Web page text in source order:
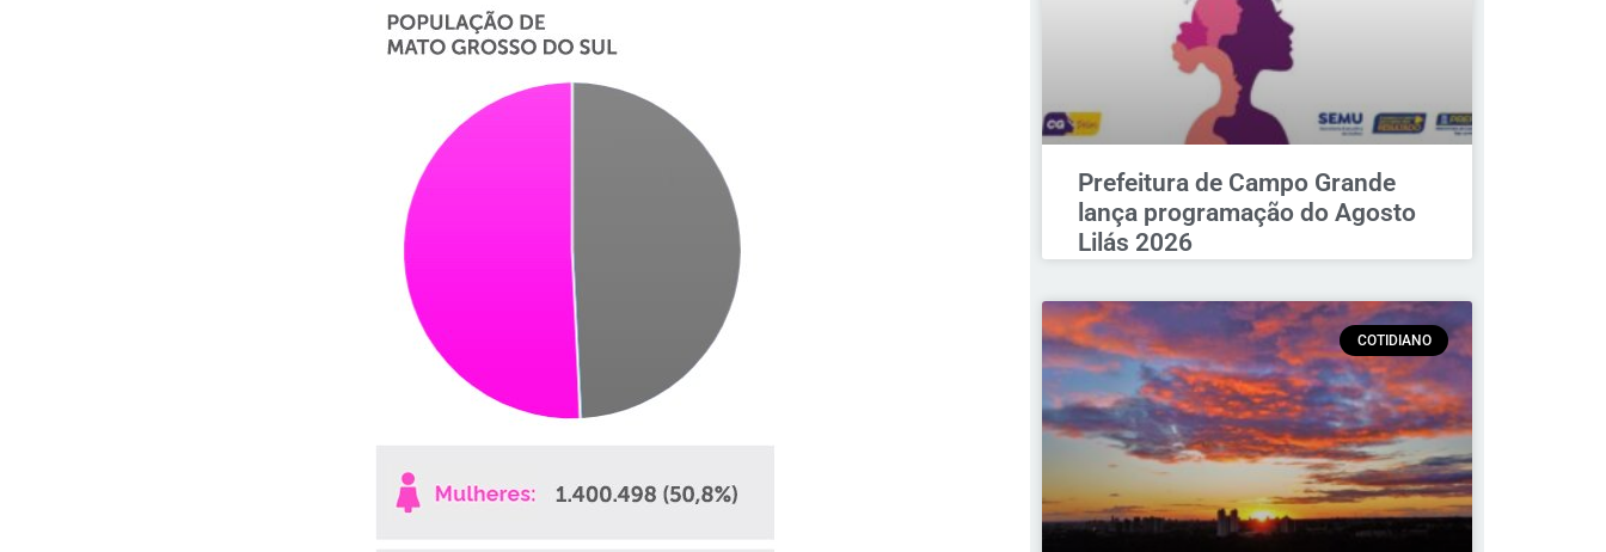
Prefeitura de Campo Grande
lança programação do Agosto
Lilás 2026
COTIDIANO